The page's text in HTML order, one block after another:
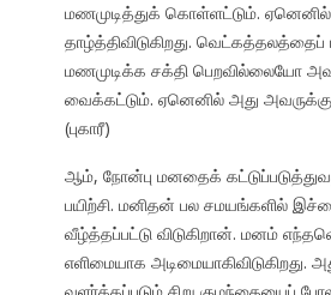
மணமுடித்துக் கொள்ளட்டும்.
தாழ்த்திவிடுகிறது. வெட்கத்தலத்தைப்
மணமுடிக்க சக்தி பெறவில்லையோ
வைக்கட்டும். ஏனெனில் அது
(புகாரீ)
ஆம், நோன்பு மனதைக்
பயிற்சி. மனிதன் பல சமயங்களில்
வீழ்த்தப்பட்டு விடுகிறான். மனம்
எளிமையாக அடிமையாகிவிடுகிறது.